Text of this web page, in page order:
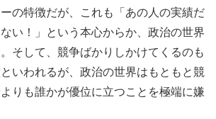
の特徴だが、これも「あの人の実績だ
い！」という本心からか、政治の世界
そして、競争ばかりしかけてくるのも
いわれるが、政治の世界はもともと競
りも誰かが優位に立つことを極端に嫌